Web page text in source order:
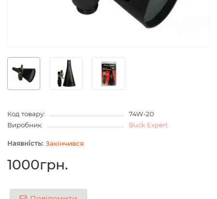
Код товару:
74W-20
Виробник:
Buck Expert
Закінчився
1000грн.